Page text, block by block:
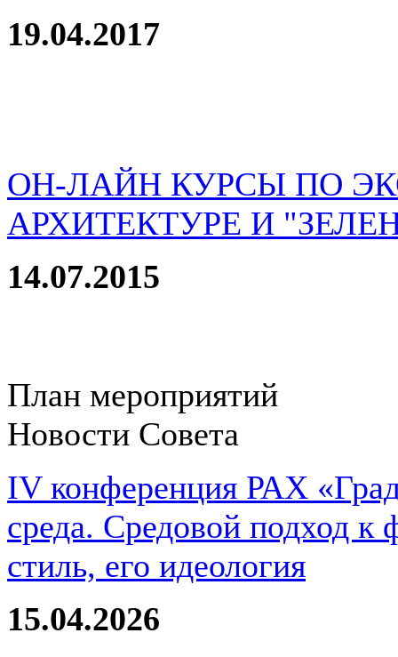
19.04.2017
ОН-ЛАЙН КУРСЫ ПО
АРХИТЕКТУРЕ И
14.07.2015
План мероприятий
Новости Совета
IV конференция РАХ
среда. Средовой подход
стиль, его идеология
15.04.2026